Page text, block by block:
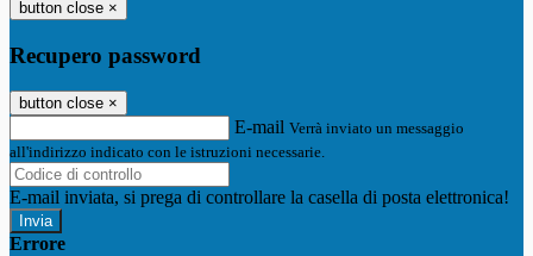
button close ×
Recupero password
button close ×
E-mail Verrà inviato un messaggio
all'indirizzo indicato con le istruzioni necessarie.
E-mail inviata, si prega di controllare la casella di posta elettronica!
Errore